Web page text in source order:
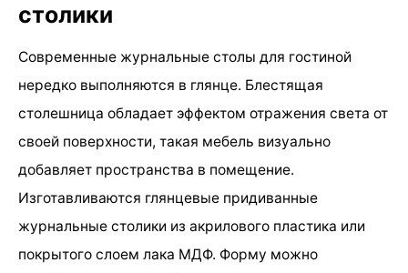
столики
Современные журнальные столы для гостиной
нередко выполняются в глянце. Блестящая
столешница обладает эффектом отражения света от
своей поверхности, такая мебель визуально
добавляет пространства в помещение.
Изготавливаются глянцевые придиванные
журнальные столики из акрилового пластика или
покрытого слоем лака МДФ. Форму можно